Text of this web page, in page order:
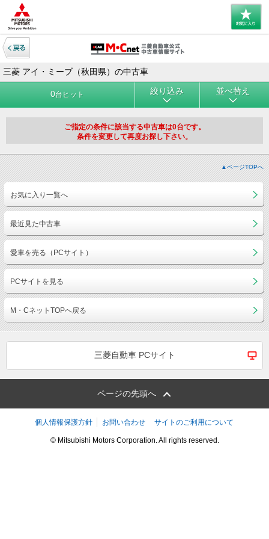
三菱 アイ・ミーブ（秋田県）の中古車
0台ヒット 絞り込み 並べ替え
ご指定の条件に該当する中古車は0台です。
条件を変更して再度お探し下さい。
▲ページTOPへ
お気に入り一覧へ
最近見た中古車
愛車を売る（PCサイト）
PCサイトを見る
M・CネットTOPへ戻る
三菱自動車 PCサイト
ページの先頭へ
個人情報保護方針 お問い合わせ サイトのご利用について
© Mitsubishi Motors Corporation. All rights reserved.